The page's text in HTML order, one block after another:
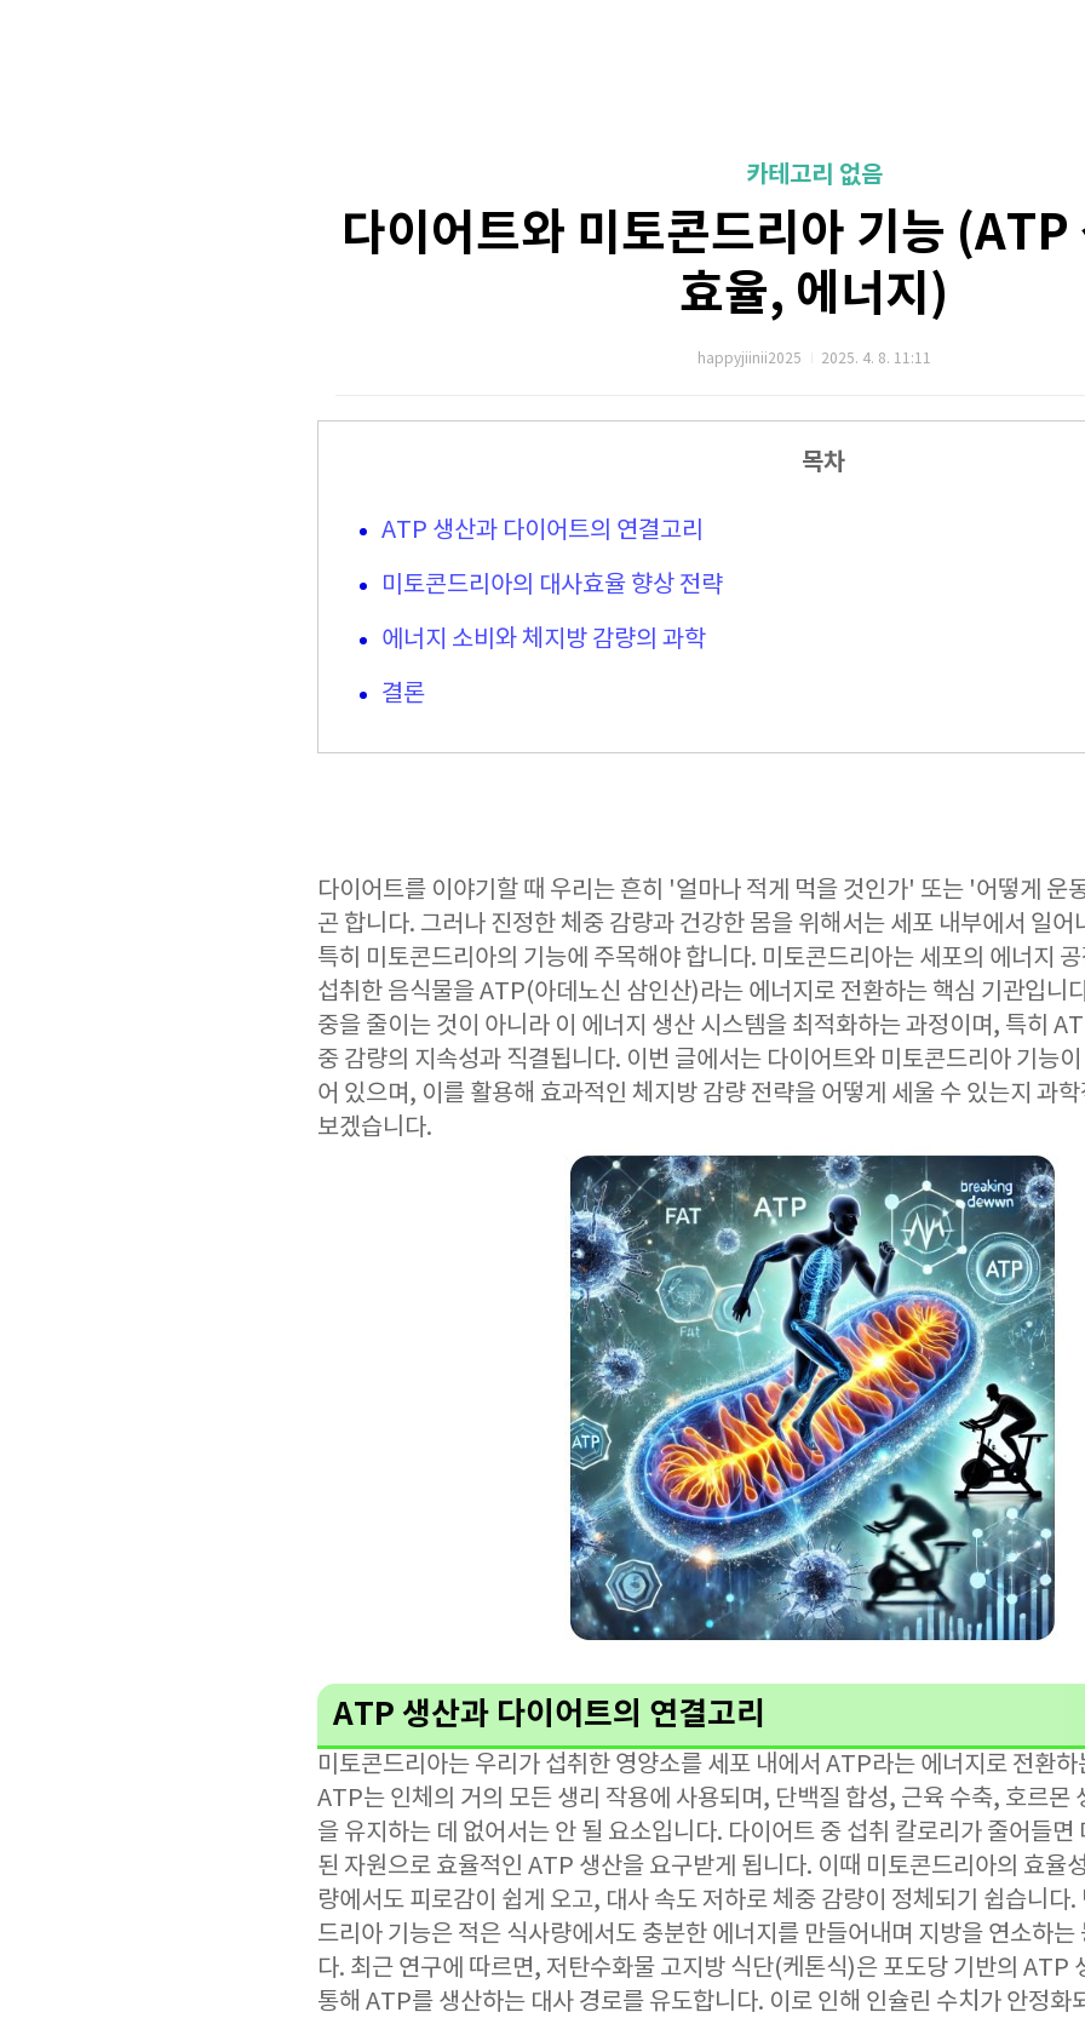
카테고리 없음
다이어트와 미토콘드리아 기능 (ATP
효율, 에너지)
happyjiinii2025 2025. 4. 8. 11:11
목차
ATP 생산과 다이어트의 연결고리
미토콘드리아의 대사효율 향상 전략
에너지 소비와 체지방 감량의 과학
결론
다이어트를 이야기할 때 우리는 흔히 '얼마나 적게 먹을 것인가' 또는 '어떻게 운
곤 합니다. 그러나 진정한 체중 감량과 건강한 몸을 위해서는 세포 내부에서 일어
특히 미토콘드리아의 기능에 주목해야 합니다. 미토콘드리아는 세포의 에너지
섭취한 음식물을 ATP(아데노신 삼인산)라는 에너지로 전환하는 핵심 기관입니
중을 줄이는 것이 아니라 이 에너지 생산 시스템을 최적화하는 과정이며, 특히
중 감량의 지속성과 직결됩니다. 이번 글에서는 다이어트와 미토콘드리아 기능
어 있으며, 이를 활용해 효과적인 체지방 감량 전략을 어떻게 세울 수 있는지 과
보겠습니다.
ATP 생산과 다이어트의 연결고리
미토콘드리아는 우리가 섭취한 영양소를 세포 내에서 ATP라는 에너지로 전환하
ATP는 인체의 거의 모든 생리 작용에 사용되며, 단백질 합성, 근육 수축, 호르몬
을 유지하는 데 없어서는 안 될 요소입니다. 다이어트 중 섭취 칼로리가 줄어들면
된 자원으로 효율적인 ATP 생산을 요구받게 됩니다. 이때 미토콘드리아의 효율
량에서도 피로감이 쉽게 오고, 대사 속도 저하로 체중 감량이 정체되기 쉽습니다
드리아 기능은 적은 식사량에서도 충분한 에너지를 만들어내며 지방을 연소하는
다. 최근 연구에 따르면, 저탄수화물 고지방 식단(케톤식)은 포도당 기반의 ATP
통해 ATP를 생산하는 대사 경로를 유도합니다. 이로 인해 인슐린 수치가 안정화